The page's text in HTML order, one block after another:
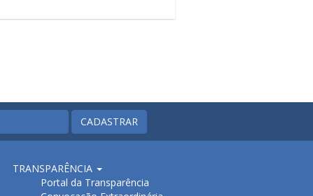
CADASTRAR
TRANSPARÊNCIA
Portal da Transparência